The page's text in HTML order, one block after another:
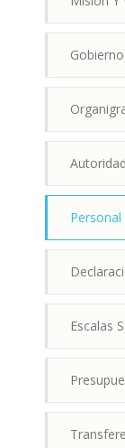
Personal
Escalas